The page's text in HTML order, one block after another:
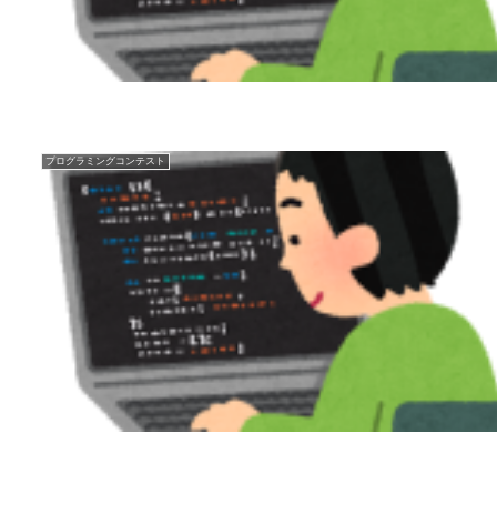
プログラミングコンテスト